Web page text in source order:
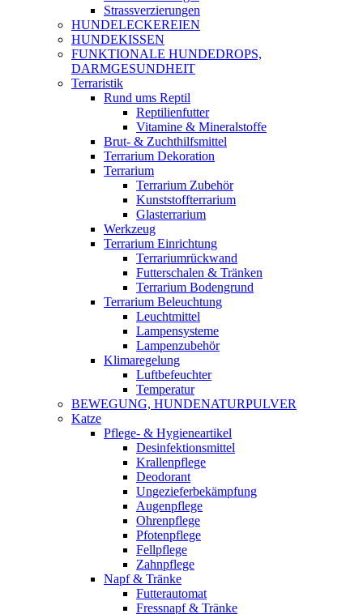
Strassverzierungen
HUNDELECKEREIEN
HUNDEKISSEN
FUNKTIONALE HUNDEDROPS,
DARMGESUNDHEIT
Terraristik
Rund ums Reptil
Reptilienfutter
Vitamine & Mineralstoffe
Brut- & Zuchthilfsmittel
Terrarium Dekoration
Terrarium
Terrarium Zubehör
Kunststoffterrarium
Glasterrarium
Werkzeug
Terrarium Einrichtung
Terrariumrückwand
Futterschalen & Tränken
Terrarium Bodengrund
Terrarium Beleuchtung
Leuchtmittel
Lampensysteme
Lampenzubehör
Klimaregelung
Luftbefeuchter
Temperatur
BEWEGUNG, HUNDENATURPULVER
Katze
Pflege- & Hygieneartikel
Desinfektionsmittel
Krallenpflege
Deodorant
Ungezieferbekämpfung
Augenpflege
Ohrenpflege
Pfotenpflege
Fellpflege
Zahnpflege
Napf & Tränke
Futterautomat
Fressnapf & Tränke